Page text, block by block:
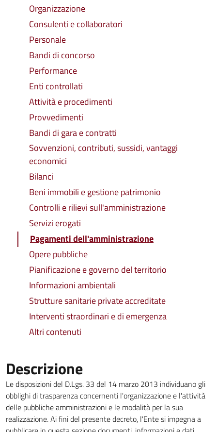
Organizzazione
Consulenti e collaboratori
Personale
Bandi di concorso
Performance
Enti controllati
Attività e procedimenti
Provvedimenti
Bandi di gara e contratti
Sovvenzioni, contributi, sussidi, vantaggi
economici
Bilanci
Beni immobili e gestione patrimonio
Controlli e rilievi sull'amministrazione
Servizi erogati
Pagamenti dell'amministrazione
Opere pubbliche
Pianificazione e governo del territorio
Informazioni ambientali
Strutture sanitarie private accreditate
Interventi straordinari e di emergenza
Altri contenuti
Descrizione
Le disposizioni del D.Lgs. 33 del 14 marzo 2013 individuano gli
obblighi di trasparenza concernenti l'organizzazione e l'attività
delle pubbliche amministrazioni e le modalità per la sua
realizzazione. Ai fini del presente decreto, l'Ente si impegna a